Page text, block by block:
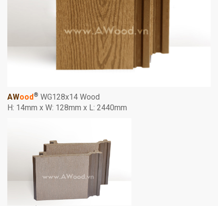
AWood® WG128x14 Wood
H: 14mm x W: 128mm x L: 2440mm